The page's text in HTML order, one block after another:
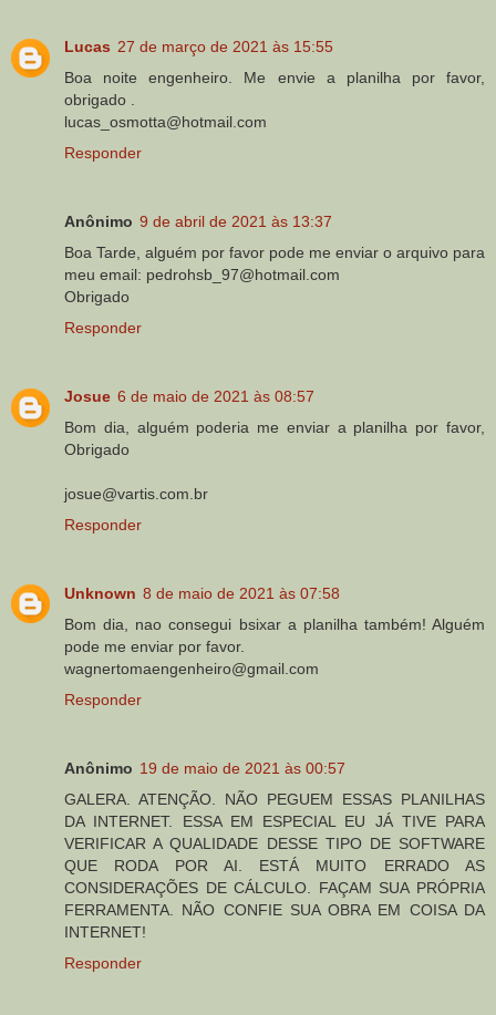
Lucas 27 de março de 2021 às 15:55
Boa noite engenheiro. Me envie a planilha por favor,
obrigado .
lucas_osmotta@hotmail.com
Responder
Anônimo 9 de abril de 2021 às 13:37
Boa Tarde, alguém por favor pode me enviar o arquivo para
meu email: pedrohsb_97@hotmail.com
Obrigado
Responder
Josue 6 de maio de 2021 às 08:57
Bom dia, alguém poderia me enviar a planilha por favor,
Obrigado
josue@vartis.com.br
Responder
Unknown 8 de maio de 2021 às 07:58
Bom dia, nao consegui bsixar a planilha também! Alguém
pode me enviar por favor.
wagnertomaengenheiro@gmail.com
Responder
Anônimo 19 de maio de 2021 às 00:57
GALERA. ATENÇÃO. NÃO PEGUEM ESSAS PLANILHAS
DA INTERNET. ESSA EM ESPECIAL EU JÁ TIVE PARA
VERIFICAR A QUALIDADE DESSE TIPO DE SOFTWARE
QUE RODA POR AI. ESTÁ MUITO ERRADO AS
CONSIDERAÇÕES DE CÁLCULO. FAÇAM SUA PRÓPRIA
FERRAMENTA. NÃO CONFIE SUA OBRA EM COISA DA
INTERNET!
Responder